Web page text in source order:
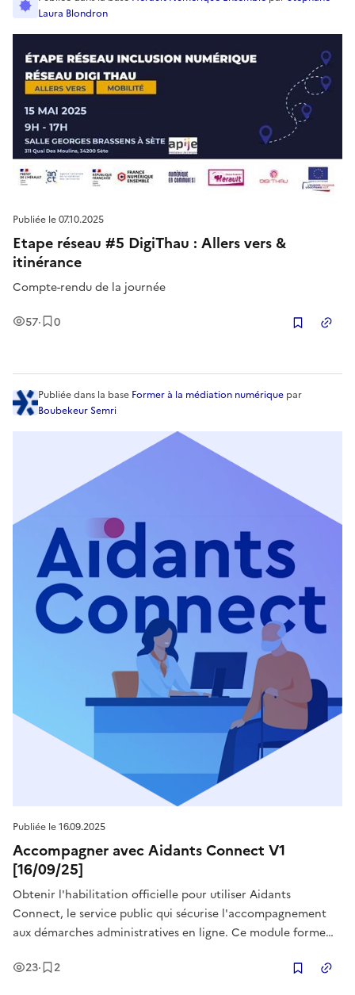
Publiée le07.10.2025
Etape réseau #5 DigiThau : Allers vers &
itinérance
Compte-rendu de la journée
57Vues
· 0Enregistrement
Laura Blondron
Publiée le16.09.2025
Accompagner avec Aidants Connect V1
[16/09/25]
Obtenir l'habilitation officielle pour utiliser Aidants
Connect, le service public qui sécurise l'accompagnement
aux démarches administratives en ligne. Ce module forme
d'un usager dans un cadre légal et transparent. L'objectif est
23Vues
· 2Enregistrement
Publiéedans la base Former à la médiation numérique par
Boubekeur Semri